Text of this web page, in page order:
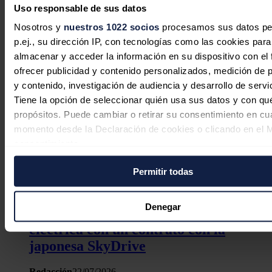
Uso responsable de sus datos
Nosotros y nuestros 1022 socios procesamos sus datos
p.ej., su dirección IP, con tecnologías como las cookies para
almacenar y acceder la información en su dispositivo con el
ofrecer publicidad y contenido personalizados, medición de
y contenido, investigación de audiencia y desarrollo de
Tiene la opción de seleccionar quién usa sus datos y con
propósitos. Puede cambiar o retirar su consentimiento en
momento desde la Declaración de cookies o clicando en el
Si lo permite, también quisiéramos:
Recopilar información sobre su ubicación geográfica
puede tener una precisión de varios metros
Identificar su dispositivo analizándolo activamente
características específicas (huellas digitales)
Obtenga más información sobre cómo se procesan sus
Permitir todas
Denegar
Noticias relacionadas
La industria eólica recupera impulso,
pero encara una nueva etapa
marcada por la eficiencia y la
rentabilidad
José A. Roca04/08/2026
Airtificial entra en movilidad aérea
eléctrica con un contrato con la
japonesa SkyDrive